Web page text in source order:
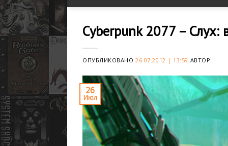
Cyberpunk 2077 – Слух:
ОПУБЛИКОВАНО26.07.2012 | 13:59 АВТОР:
26
Июл